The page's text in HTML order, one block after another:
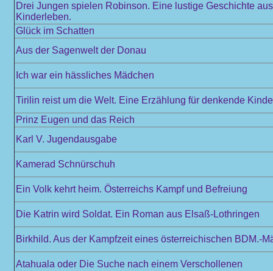
Drei Jungen spielen Robinson. Eine lustige Geschichte
Kinderleben.
Glück im Schatten
Aus der Sagenwelt der Donau
Ich war ein hässliches Mädchen
Tirilin reist um die Welt. Eine Erzählung für denkende
Prinz Eugen und das Reich
Karl V. Jugendausgabe
Kamerad Schnürschuh
Ein Volk kehrt heim. Österreichs Kampf und Befreiung
Die Katrin wird Soldat. Ein Roman aus Elsaß-Lothringen
Birkhild. Aus der Kampfzeit eines österreichischen BDM.-
Atahuala oder Die Suche nach einem Verschollenen